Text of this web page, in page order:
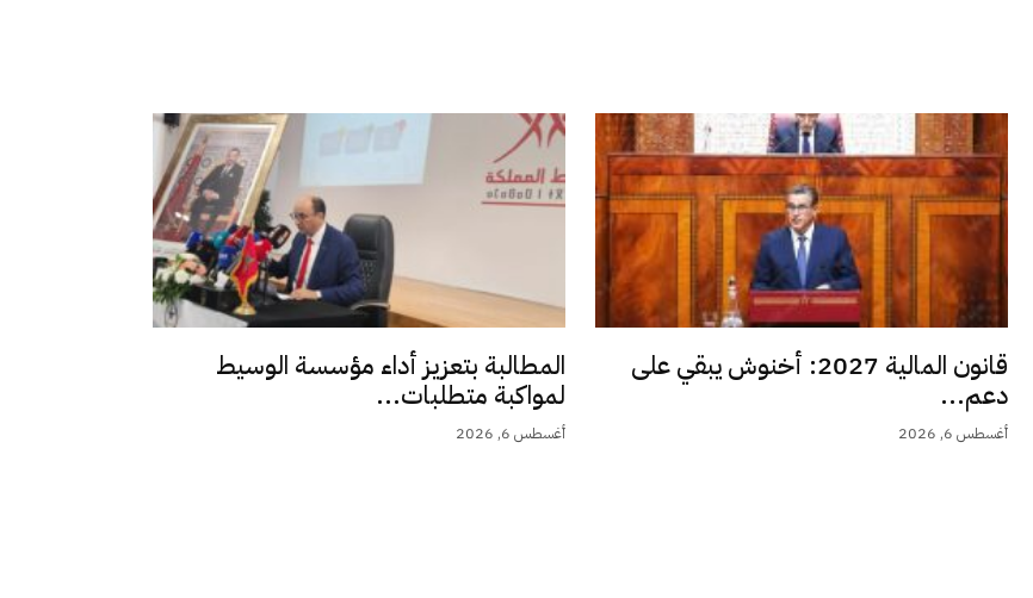
قانون المالية 2027: أخنوش يبقي على
دعم...
أغسطس 6, 2026
المطالبة بتعزيز أداء مؤسسة الوسيط
لمواكبة متطلبات...
أغسطس 6, 2026